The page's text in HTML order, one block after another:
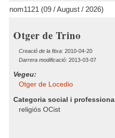
nom1121 (09 / August / 2026)
Otger de Trino
Creació de la fitxa: 2010-04-20
Darrera modificació: 2013-03-07
Vegeu:
Otger de Locedio
Categoria social i professional
religiós OCist